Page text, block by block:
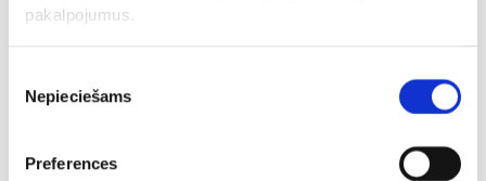
pakalpojumus.
izvēle
Nepieciešams
Preferences